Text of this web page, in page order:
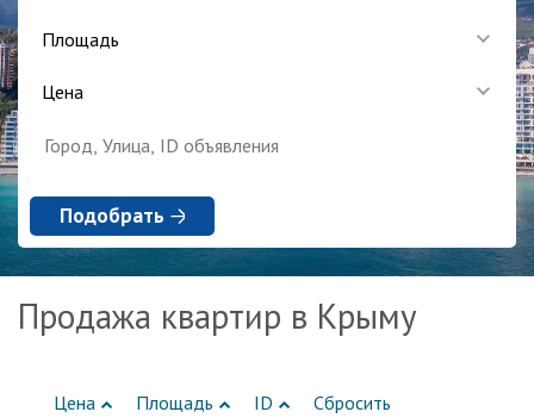
Площадь
Цена
Подобрать
Продажа квартир в Крыму
Цена Площадь ID Сбросить